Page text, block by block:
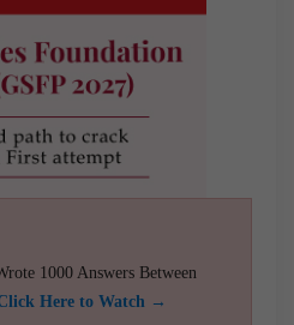
1000 Answers Between
Here to Watch →